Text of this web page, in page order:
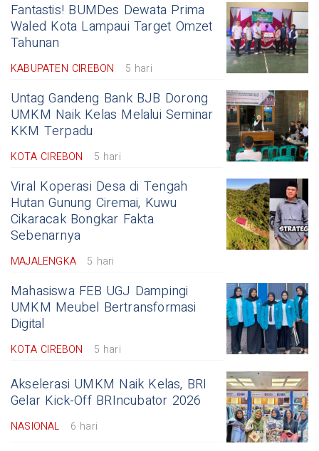
Fantastis! BUMDes Dewata Prima
Waled Kota Lampaui Target Omzet
Tahunan
KABUPATEN CIREBON 5 hari
Untag Gandeng Bank BJB Dorong
UMKM Naik Kelas Melalui Seminar
KKM Terpadu
KOTA CIREBON 5 hari
Viral Koperasi Desa di Tengah
Hutan Gunung Ciremai, Kuwu
Cikaracak Bongkar Fakta
Sebenarnya
MAJALENGKA 5 hari
Mahasiswa FEB UGJ Dampingi
UMKM Meubel Bertransformasi
Digital
KOTA CIREBON 5 hari
Akselerasi UMKM Naik Kelas, BRI
Gelar Kick-Off BRIncubator 2026
NASIONAL 6 hari